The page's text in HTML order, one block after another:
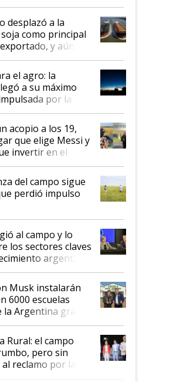
desplazó a la
como principal
y aún así
casi seis de cada
y sostuvo el
un semestre
el agro: la
a su máximo
por la
las exportaciones
acopio a los 19,
que elige Messi y
invertir en el
era como "darle
para droga":
el libertario
dura crisis salió
del campo sigue
perdió impulso
al campo y lo
los sectores claves
argentino
Musk instalarán
6000 escuelas
Argentina gracias
con Starlink
Rural: el campo
pero sin
reclamo por las